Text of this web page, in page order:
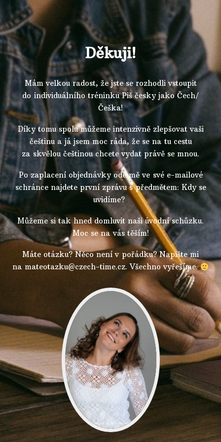
Děkuji!
Mám velkou radost, že jste se rozhodli vstoupit
do individuálního tréninku Piš česky jako Čech/
Češka!
Díky tomu spolu můžeme intenzivně zlepšovat vaši
češtinu a já jsem moc ráda, že se na tu cestu
za skvělou češtinou chcete vydat právě se mnou.
Po zaplacení objednávky ode mě ve své e-mailové
schránce najdete první zprávu s předmětem: Kdy se
uvidíme?
Můžeme si tak hned domluvit naši úvodní schůzku.
Moc se na vás těším!
Máte otázku? Něco není v pořádku? Napište mi
na mateotazku@czech-time.cz. Všechno vyřešíme.